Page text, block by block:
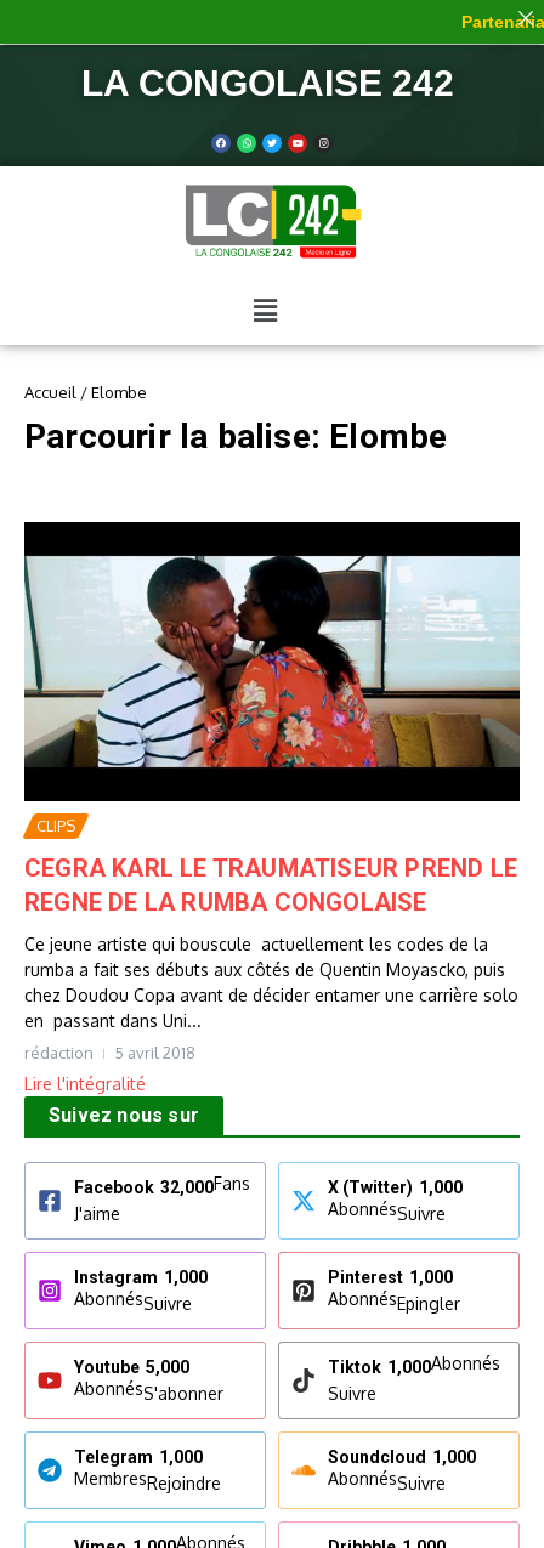
LA CONGOLAISE 242
Accueil /Elombe
Parcourir la balise: Elombe
CLIPS
CEGRA KARL LE TRAUMATISEUR PREND LE
REGNE DE LA RUMBA CONGOLAISE
Ce jeune artiste qui bouscule actuellement les codes de la
rumba a fait ses débuts aux côtés de Quentin Moyascko, puis
chez Doudou Copa avant de décider entamer une carrière solo
en passant dans Uni...
rédaction 5 avril 2018
Lire l'intégralité
Suivez nous sur
Facebook 32,000Fans
J'aime
X (Twitter) 1,000
AbonnésSuivre
Instagram 1,000
AbonnésSuivre
Pinterest 1,000
AbonnésEpingler
Youtube 5,000
AbonnésS'abonner
Tiktok 1,000Abonnés
Suivre
Telegram 1,000
MembresRejoindre
Soundcloud 1,000
AbonnésSuivre
Abonnés